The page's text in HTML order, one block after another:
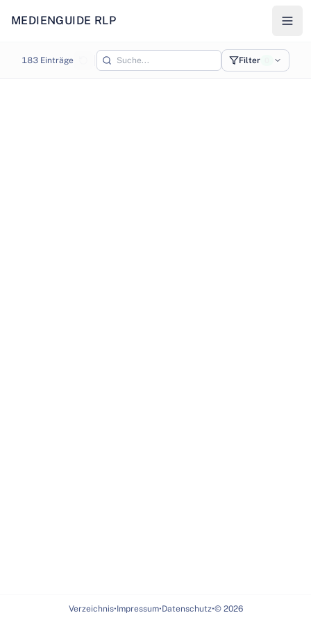
MEDIENGUIDE RLP
Karte - Medienstandorte in Rheinland-Pfalz
183 Einträge Filter
©OpenStreetMap©CARTO
Verzeichnis•Impressum•Datenschutz•© 2026